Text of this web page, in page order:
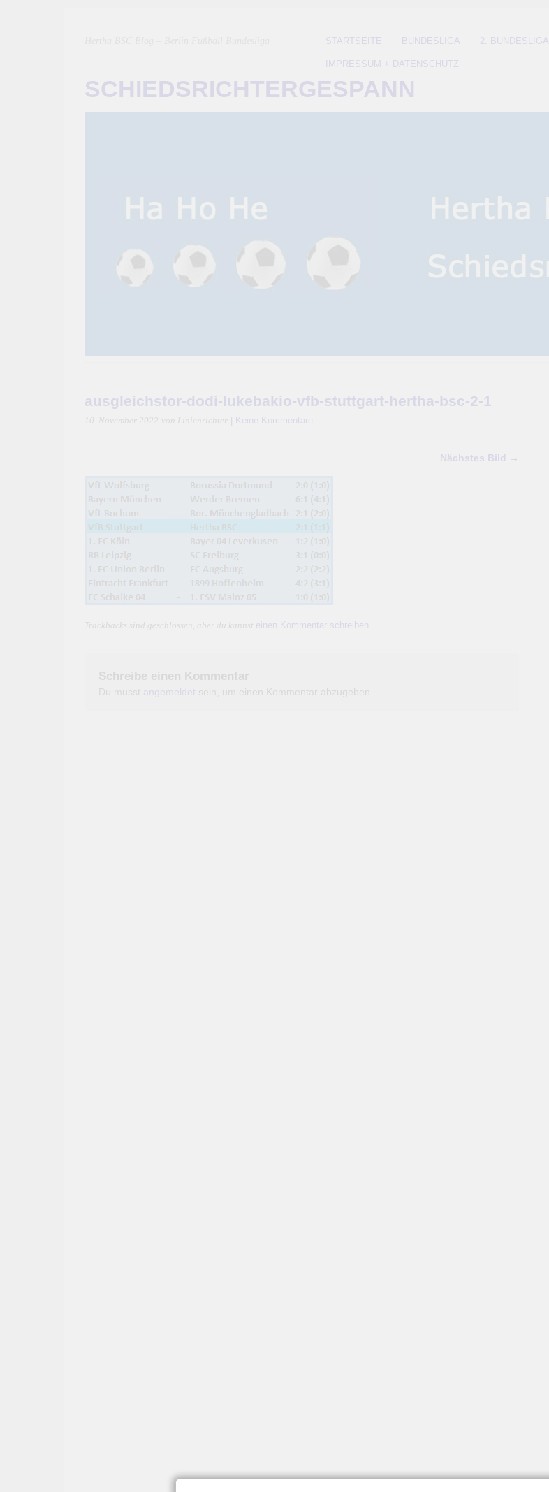
STARTSEITE BUNDESLIGA 2. BUNDESLIGA
IMPRESSUM + DATENSCHUTZ
SCHIEDSRICHTERGESPANN
ausgleichstor-dodi-lukebakio-vfb-stuttgart-hertha-bsc-2-1
10. November 2022 von Linienrichter Keine Kommentare
Nächstes Bild →
Trackbacks sind geschlossen, aber du kannst einen Kommentar schreiben